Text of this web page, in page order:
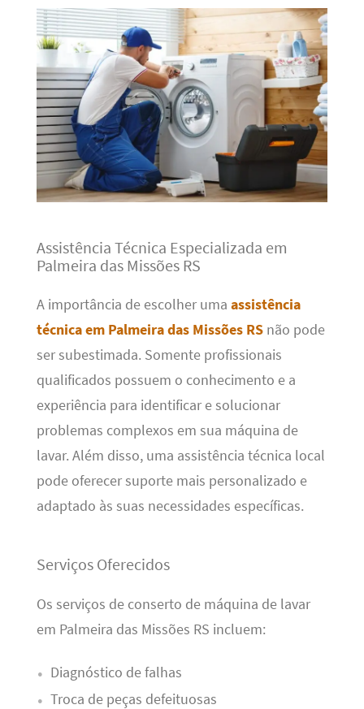
Assistência Técnica Especializada em
Palmeira das Missões RS
A importância de escolher uma assistência
técnica em Palmeira das Missões RSnão pode
ser subestimada. Somente profissionais
qualificados possuem o conhecimento e a
experiência para identificar e solucionar
problemas complexos em sua máquina de
lavar. Além disso, uma assistência técnica local
pode oferecer suporte mais personalizado e
adaptado às suas necessidades específicas.
Serviços Oferecidos
Os serviços de conserto de máquina de lavar
em Palmeira das Missões RS incluem:
Diagnóstico de falhas
Troca de peças defeituosas